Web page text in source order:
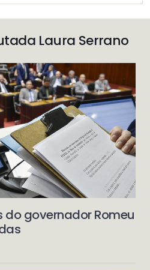
Laura Serrano
governador Romeu